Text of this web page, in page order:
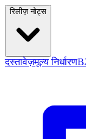
रिलीज़ नोट्स
दस्तावेज़मूल्य निर्धारण